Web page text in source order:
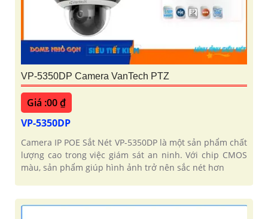
VP-5350DP Camera VanTech PTZ
Giá :00 ₫
VP-5350DP
Camera IP POE Sắt Nét VP-5350DP là một sản phẩm chất
lượng cao trong việc giám sát an ninh. Với chip CMOS
màu, sản phẩm giúp hình ảnh trở nên sắc nét hơn